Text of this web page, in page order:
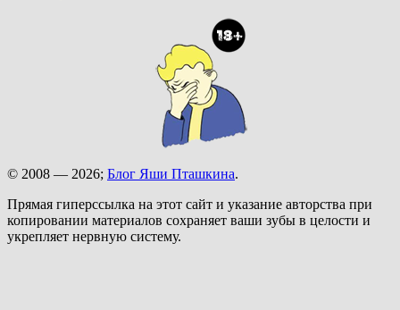
© 2008 — 2026; Блог Яши Пташкина.
Прямая гиперссылка на этот сайт и указание авторства при
копировании материалов сохраняет ваши зубы в целости и
укрепляет нервную систему.